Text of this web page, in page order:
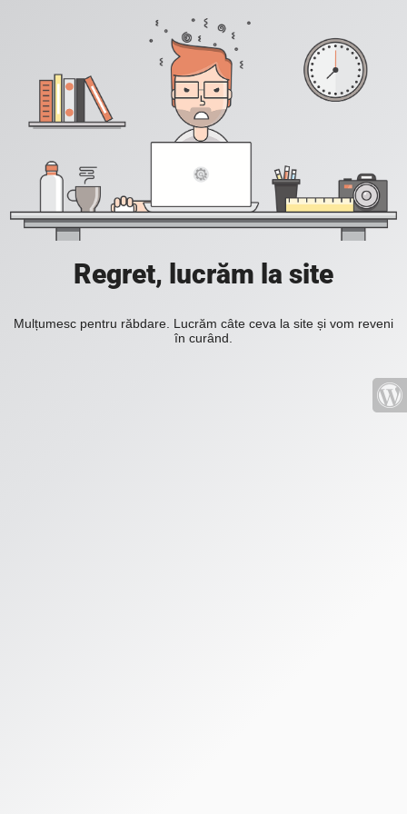
Regret, lucrăm la site
Mulțumesc pentru răbdare. Lucrăm câte ceva la site și vom reveni
în curând.